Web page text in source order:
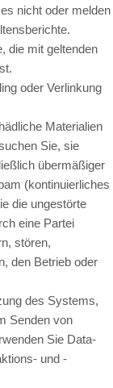
nicht oder melden
die mit geltenden
oder Verlinkung
Materialien
Sie, sie
übermäßiger
(kontinuierliches
die ungestörte
eine Partei
stören,
den Betrieb oder
des Systems,
Senden von
Sie Data-
und -